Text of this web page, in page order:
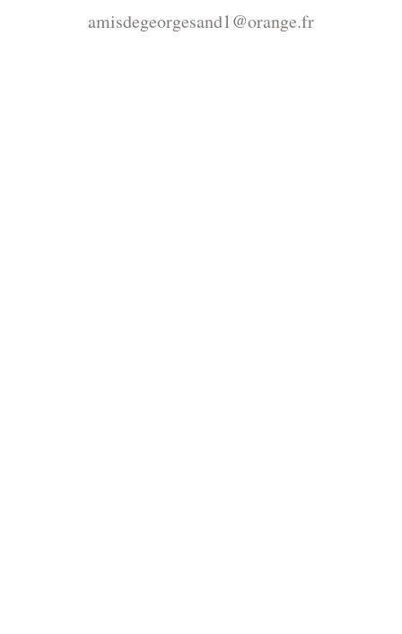
amisdegeorgesand1@orange.fr